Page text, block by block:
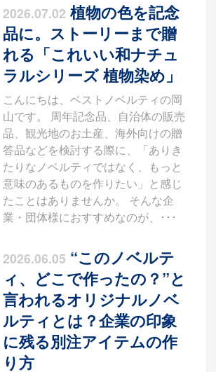
2026.07.02 植物の色を記念
品に。ストーリーまで贈
れる「これいい和ナチュ
ラルシリーズ 植物染め」
こんにちは、ベストノベルティの岡
山です。 周年記念品、自治体の販売
品、観光地のお土産、海外向けの贈
答品などを検討する際に、「ありき
たりなノベルティではなく、もっと
意味のあるものを作りたい」と感じ
たことはありませんか。 そんな企
業・団体様におすすめなのが、･･･
2026.06.05 “このノベルテ
ィ、どこで作ったの？”と
言われるオリジナルノベ
ルティとは？企業の印象
に残る別注アイテムの作
り方